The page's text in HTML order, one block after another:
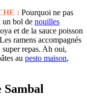
: Pourquoi ne pas
un bol de nouilles
et de la sauce poisson
ramens accompagnés
repas. Ah oui,
au pesto maison,
Sambal